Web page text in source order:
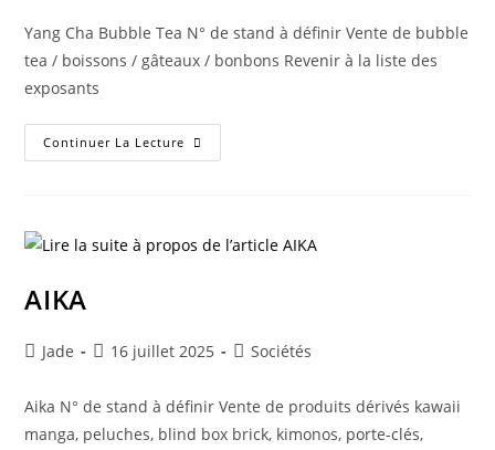
Yang Cha Bubble Tea N° de stand à définir Vente de bubble
tea / boissons / gâteaux / bonbons Revenir à la liste des
exposants
Continuer La Lecture
AIKA
Jade 16 juillet 2025 Sociétés
Aika N° de stand à définir Vente de produits dérivés kawaii
manga, peluches, blind box brick, kimonos, porte-clés,